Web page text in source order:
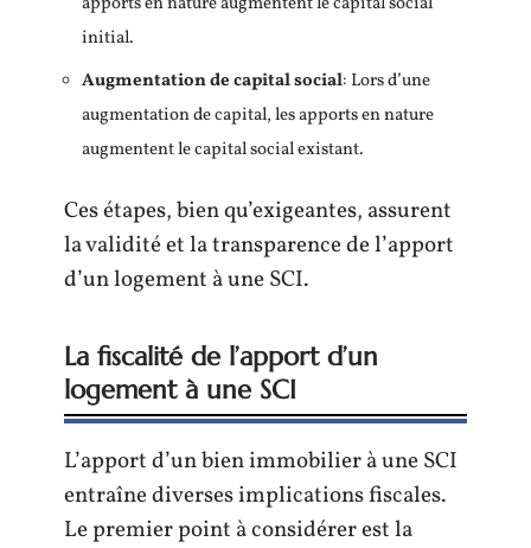
initial.
Augmentation de capital social: Lors d’une
augmentation de capital, les apports en nature
augmentent le capital social existant.
Ces étapes, bien qu’exigeantes, assurent
la validité et la transparence de l’apport
d’un logement à une SCI.
La fiscalité de l’apport d’un
logement à une SCI
L’apport d’un bien immobilier à une SCI
entraîne diverses implications fiscales.
Le premier point à considérer est la